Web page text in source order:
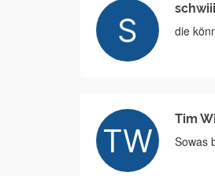
die
Tim
Sowas